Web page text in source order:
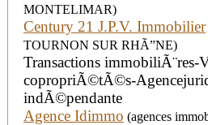
MONTELIMAR)
Century 21 J.P.V. Immobilier
TOURNON SUR RHÃ”NE)
Transactions immobiliÃ¨res-
copropriÃ©tÃ©s-
indÃ©pendante
Agence Idimmo (agences